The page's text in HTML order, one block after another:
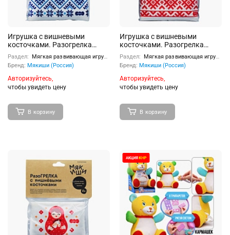
Игрушка с вишневыми
косточками. Разогрелка
"Синий орнамент"
Раздел:
Мягкая развивающая игрушка
Бренд: Мякиши (Россия)
Авторизуйтесь,
чтобы увидеть цену
В корзину
Игрушка с вишневыми
косточками. Разогрелка
"Красный орнамент"
Раздел:
Мягкая развивающая игрушка
Бренд: Мякиши (Россия)
Авторизуйтесь,
чтобы увидеть цену
В корзину